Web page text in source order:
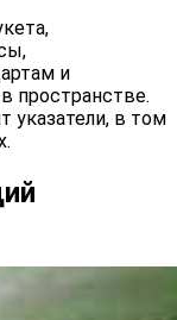
и
пространстве.
указатели, в том